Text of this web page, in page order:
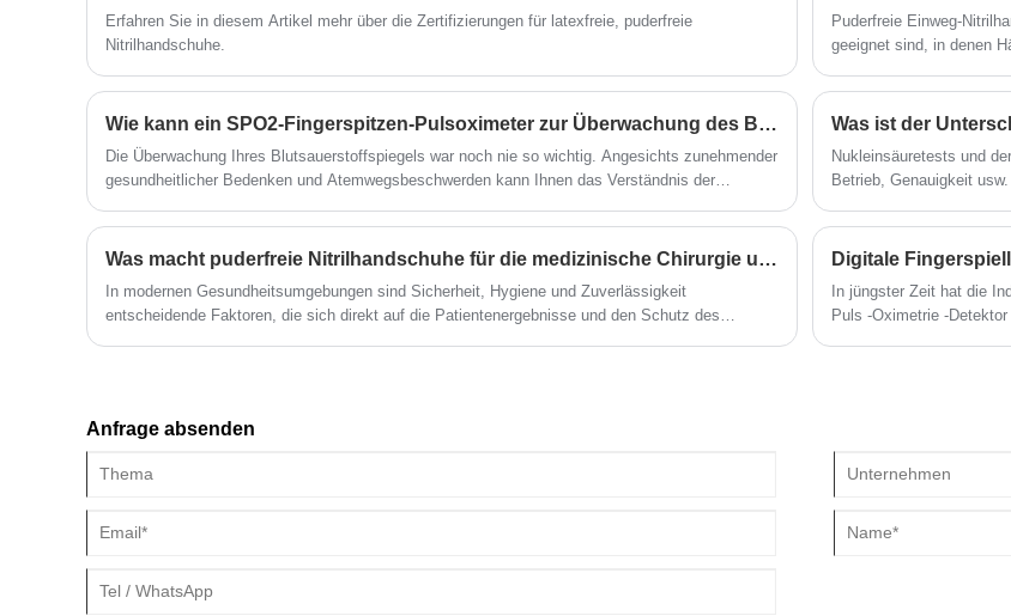
Erfahren Sie in diesem Artikel mehr über die Zertifizierungen für latexfreie, puderfreie
Nitrilhandschuhe.
Puderfreie Einweg-
geeignet sind, in denen
Infektionskrankheiten,
medizinisches Personal,
Wie kann ein SPO2-Fingerspitzen-Pulsoximeter zur Überwachung des Blutsauerstoffs Ihre Gesundheit verbessern?
Die Überwachung Ihres Blutsauerstoffspiegels war noch nie so wichtig. Angesichts zunehmender
gesundheitlicher Bedenken und Atemwegsbeschwerden kann Ihnen das Verständnis der
Ihr Wohlbefinden proaktiv zu verwalten. In diesem Leitfaden werden die Funktionen und Vorteile
des Geräts erläutert und erläutert, wie Sie das für Ihre Anforderungen am besten geeignete Gerät
Nukleinsäuretests und
Betrieb, Genauigkeit
Kontrolle zu unterstützen.
Was macht puderfreie Nitrilhandschuhe für die medizinische Chirurgie unverzichtbar für das moderne Gesundheitswesen?
In modernen Gesundheitsumgebungen sind Sicherheit, Hygiene und Zuverlässigkeit
entscheidende Faktoren, die sich direkt auf die Patientenergebnisse und den Schutz des
vor Verunreinigungen, Chemikalien und Krankheitserregern und bieten gleichzeitig Komfort und
Digitale
In jüngster Zeit hat die
Puls -Oximetrie -
Anfrage absenden